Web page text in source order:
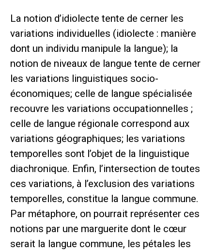
La notion d’idiolecte tente de cerner les
variations individuelles (idiolecte : manière
dont un individu manipule la langue); la
notion de niveaux de langue tente de cerner
les variations linguistiques socio-
économiques; celle de langue spécialisée
recouvre les variations occupationnelles ;
celle de langue régionale correspond aux
variations géographiques; les variations
temporelles sont l’objet de la linguistique
diachronique. Enfin, l’intersection de toutes
ces variations, à l’exclusion des variations
temporelles, constitue la langue commune.
Par métaphore, on pourrait représenter ces
notions par une marguerite dont le cœur
serait la langue commune, les pétales les